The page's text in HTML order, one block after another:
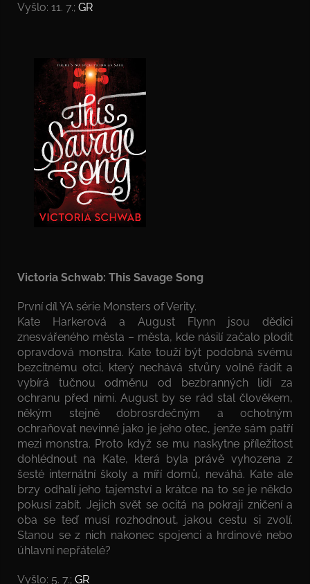
Vyšlo: 11. 7.; GR
Victoria Schwab: This Savage Song
První díl YA série Monsters of Verity.
Kate Harkerová a August Flynn jsou dědici
znesvářeného města – města, kde násilí začalo plodit
opravdová monstra. Kate touží být podobná svému
bezcitnému otci, který nechává stvůry volně řádit a
vybírá tučnou odměnu od bezbranných lidí za
ochranu před nimi. August by se rád stal člověkem,
někým stejně dobrosrdečným a ochotným
ochraňovat nevinné jako je jeho otec, jenže sám patří
mezi monstra. Proto když se mu naskytne příležitost
dohlédnout na Kate, která byla právě vyhozena z
šesté internátní školy a míří domů, neváhá. Kate ale
brzy odhalí jeho tajemství a krátce na to se je někdo
pokusí zabít. Jejich svět se ocitá na pokraji zničení a
oba se teď musí rozhodnout, jakou cestu si zvolí.
Stanou se z nich nakonec spojenci a hrdinové nebo
úhlavní nepřátelé?
Vyšlo: 5. 7.; GR